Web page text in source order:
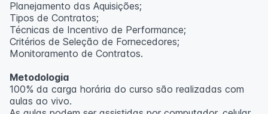
Planejamento das Aquisições;
Tipos de Contratos;
Técnicas de Incentivo de Performance;
Critérios de Seleção de Fornecedores;
Monitoramento de Contratos.
Metodologia
100% da carga horária do curso são realizadas com
aulas ao vivo.